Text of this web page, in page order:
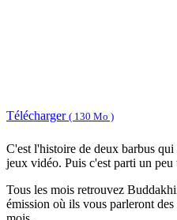
Télécharger ( 130 Mo )
C'est l'histoire de deux barbus
jeux vidéo. Puis c'est parti un
Tous les mois retrouvez
émission où ils vous parleront